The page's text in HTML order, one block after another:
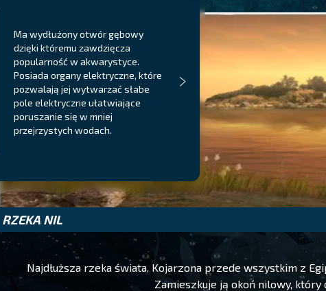
Ma wydłużony otwór gębowy
dzięki któremu zawdzięcza
popularność w akwarystyce.
Posiada organy elektryczne, które
pozwalają jej wytwarzać słabe
pole elektryczne ułatwiające
poruszanie się w mniej
przejrzystych wodach.
RZEKA NIL
Najdłuższa rzeka świata. Kojarzona przede wszystkim z
Zamieszkuje ją okoń nilowy, który